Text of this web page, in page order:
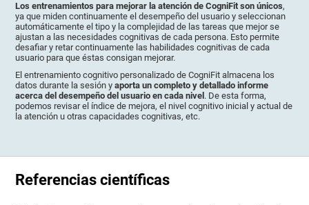
Los entrenamientos para mejorar la atención de CogniFit son únicos,
ya que miden continuamente el desempeño del usuario y seleccionan
automáticamente el tipo y la complejidad de las tareas que mejor se
ajustan a las necesidades cognitivas de cada persona. Esto permite
desafiar y retar continuamente las habilidades cognitivas de cada
usuario para que éstas consigan mejorar.
El entrenamiento cognitivo personalizado de CogniFit almacena los
datos durante la sesión yaporta un completo y detallado informe
acerca del desempeño del usuario en cada nivel . De esta forma,
podemos revisar el índice de mejora, el nivel cognitivo inicial y actual de
la atención u otras capacidades cognitivas, etc.
Referencias científicas